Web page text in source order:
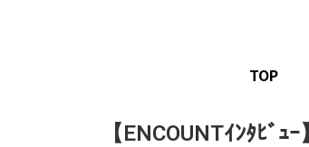
TOP
【ENCOUNTｲﾝﾀﾋﾞ